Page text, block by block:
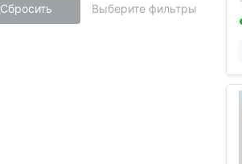
Сбросить Выберите фильтры